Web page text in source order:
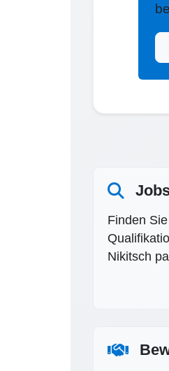
Finden
Nikitsch